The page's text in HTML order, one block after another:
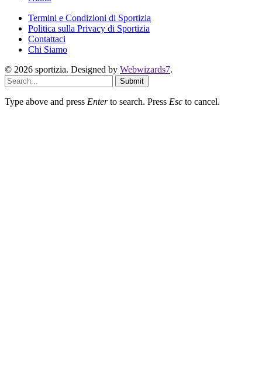
Termini e Condizioni di Sportizia
Politica sulla Privacy di Sportizia
Contattaci
Chi Siamo
© 2026 sportizia. Designed by Webwizards7.
Submit
Type above and press Enterto search. Press Esc to cancel.